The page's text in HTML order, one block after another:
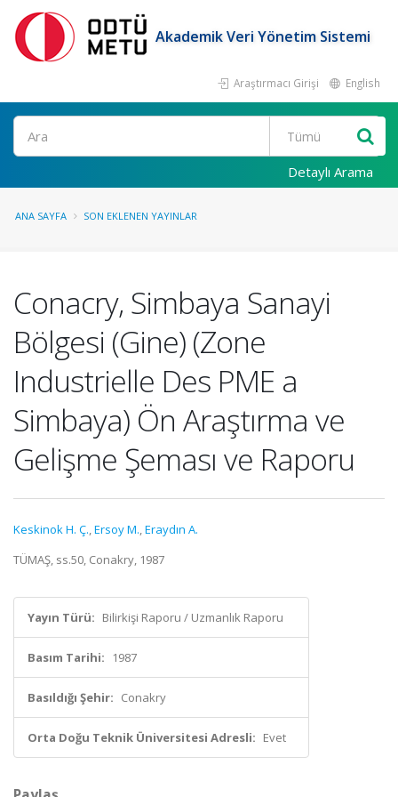
Akademik Veri Yönetim Sistemi
Araştırmacı Girişi English
Ara
Detaylı Arama
ANA SAYFA SON EKLENEN YAYINLAR
Conacry, Simbaya Sanayi
Bölgesi (Gine) (Zone
Industrielle Des PME a
Simbaya) Ön Araştırma ve
Gelişme Şeması ve Raporu
Keskinok H. Ç.,Ersoy M.,Eraydın A.
TÜMAŞ, ss.50, Conakry, 1987
Yayın Türü: Bilirkişi Raporu / Uzmanlık Raporu
Basım Tarihi: 1987
Basıldığı Şehir: Conakry
Orta Doğu Teknik Üniversitesi Adresli: Evet